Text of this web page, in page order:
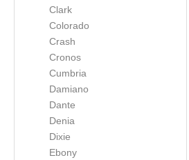
Clark
Colorado
Crash
Cronos
Cumbria
Damiano
Dante
Denia
Dixie
Ebony